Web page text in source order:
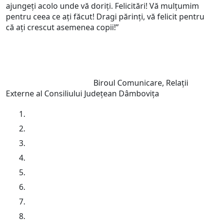
ajungeți acolo unde vă doriți. Felicitări! Vă mulțumim
pentru ceea ce ați făcut! Dragi părinți, vă felicit pentru
că ați crescut asemenea copii!”
Biroul Comunicare, Relații
Externe al Consiliului Județean Dâmbovița